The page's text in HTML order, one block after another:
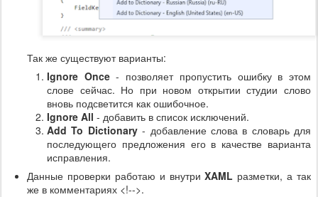
Так же существуют варианты:
Ignore Once- позволяет пропустить ошибку в этом
слове сейчас. Но при новом открытии студии слово
вновь подсветится как ошибочное.
Ignore All - добавить в список исключений.
Add To Dictionary- добавление слова в словарь для
последующего предложения его в качестве варианта
исправления.
Данные проверки работаю и внутриXAML разметки, а так
же в комментариях <!-->.